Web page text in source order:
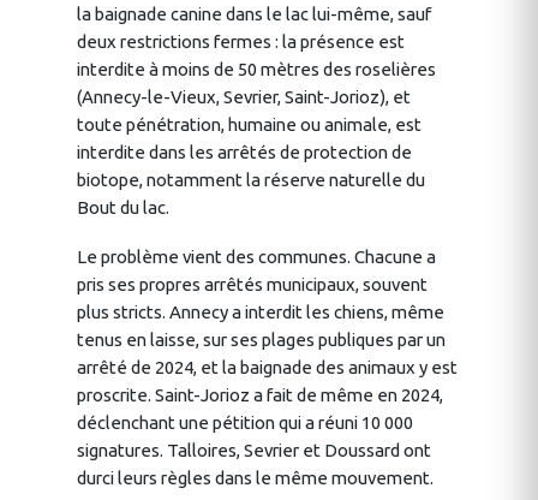
la baignade canine dans le lac lui-même, sauf
deux restrictions fermes : la présence est
interdite à moins de 50 mètres des roselières
(Annecy-le-Vieux, Sevrier, Saint-Jorioz), et
toute pénétration, humaine ou animale, est
interdite dans les arrêtés de protection de
biotope, notamment la réserve naturelle du
Bout du lac.
Le problème vient des communes. Chacune a
pris ses propres arrêtés municipaux, souvent
plus stricts. Annecy a interdit les chiens, même
tenus en laisse, sur ses plages publiques par un
arrêté de 2024, et la baignade des animaux y est
proscrite. Saint-Jorioz a fait de même en 2024,
déclenchant une pétition qui a réuni 10 000
signatures. Talloires, Sevrier et Doussard ont
durci leurs règles dans le même mouvement.